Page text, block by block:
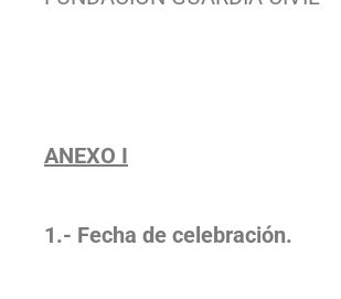
ANEXO I
1.- Fecha de celebración.